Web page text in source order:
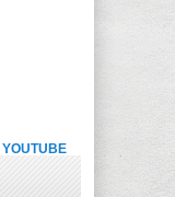
YOUTUBE